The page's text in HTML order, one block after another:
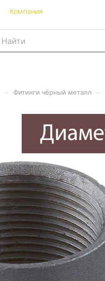
Компания
Фитинги чёрный металл